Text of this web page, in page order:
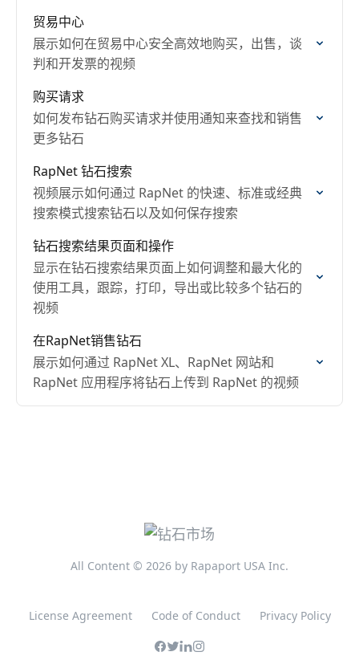
贸易中心
展示如何在贸易中心安全高效地购买，出售，谈
判和开发票的视频
购买请求
如何发布钻石购买请求并使用通知来查找和销售
更多钻石
RapNet 钻石搜索
视频展示如何通过 RapNet 的快速、标准或经典
搜索模式搜索钻石以及如何保存搜索
钻石搜索结果页面和操作
显示在钻石搜索结果页面上如何调整和最大化的
使用工具，跟踪，打印，导出或比较多个钻石的
视频
在RapNet销售钻石
展示如何通过 RapNet XL、RapNet 网站和
RapNet 应用程序将钻石上传到 RapNet 的视频
All Content © 2026 by Rapaport USA Inc.
License Agreement Code of Conduct Privacy Policy